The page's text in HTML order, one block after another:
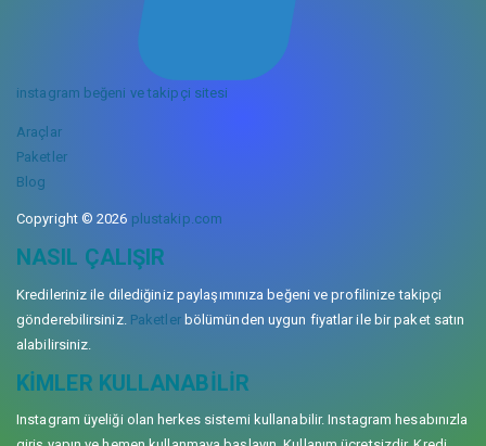
instagram beğeni ve takipçi sitesi
Araçlar
Paketler
Blog
Copyright © 2026 plustakip.com
NASIL ÇALIŞIR
Kredileriniz ile dilediğiniz paylaşımınıza beğeni ve profilinize takipçi
gönderebilirsiniz. Paketlerbölümünden uygun fiyatlar ile bir paket satın
alabilirsiniz.
KIMLER KULLANABILIR
Instagram üyeliği olan herkes sistemi kullanabilir. Instagram hesabınızla